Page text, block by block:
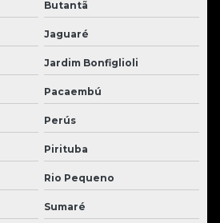
Butantã
Jaguaré
Jardim Bonfiglioli
Pacaembú
Perús
Pirituba
Rio Pequeno
Sumaré